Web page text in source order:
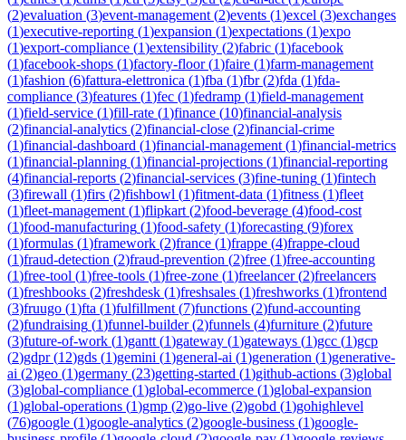
(2)evaluation (3)event-management (2)events (1)excel (3)exchanges
(1)executive-reporting (1)expansion (1)expectations (1)expo
(1)export-compliance (1)extensibility (2)fabric (1)facebook
(1)facebook-shops (1)factory-floor(1)faire (1)farm-management
(1)fashion (6)fattura-elettronica (1)fba (1)fbr(2)fda (1)fda-
compliance (3)features (1)fec (1)fedramp (1)field-management
(1)field-service (1)fill-rate (1)finance (10)financial-analysis
(2)financial-analytics (2)financial-close (2)financial-crime
(1)financial-dashboard (1)financial-management (1)financial-metrics
(1)financial-planning (1)financial-projections (1)financial-reporting
(4)financial-reports (2)financial-services (3)fine-tuning (1)fintech
(3)firewall (1)firs (2)fishbowl (1)fitment-data (1)fitness (1)fleet
(1)fleet-management (1)flipkart (2)food-beverage (4)food-cost
(1)food-manufacturing (1)food-safety (1)forecasting (9)forex
(1)formulas (1)framework (2)france (1)frappe (4)frappe-cloud
(1)fraud-detection (2)fraud-prevention (2)free (1)free-accounting
(1)free-tool (1)free-tools (1)free-zone (1)freelancer(2)freelancers
(1)freshbooks (2)freshdesk (1)freshsales (1)freshworks (1)frontend
(3)fruugo (1)fta (1)fulfillment (7)functions (2)fund-accounting
(2)fundraising (1)funnel-builder(2)funnels (4)furniture (2)future
(3)future-of-work (1)gantt (1)gateway (1)gateways (1)gcc (1)gcp
(2)gdpr(12)gds (1)gemini (1)general-ai (1)generation (1)generative-
ai (2)geo (1)germany (23)getting-started (1)github-actions (3)global
(3)global-compliance (1)global-ecommerce (1)global-expansion
(1)global-operations (1)gmp (2)go-live (2)gobd (1)gohighlevel
(76)google (1)google-analytics (2)google-business (1)google-